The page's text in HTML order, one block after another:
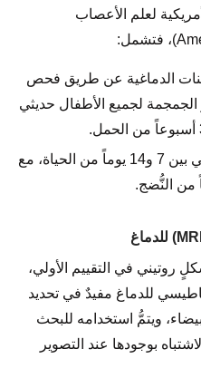
لعلم الأعصاب
الدماغية عن طريق فحص
لجميع الأطفال حديثي
– يجب أن يتمّ إجراء التصوير الأولي بين 7 و14 يوماً من الحياة، مع
روتيني في التقييم الأولي،
للدماغ مفيدٌ في تحديد
ويتمُّ استخدامه للبحث
بوجودها عند التصوير